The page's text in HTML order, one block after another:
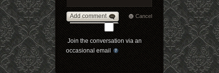
Add comment Cancel
Join the conversation via an
occasional email